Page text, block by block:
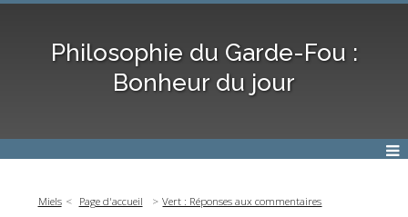
Philosophie du Garde-Fou :
Bonheur du jour
Miels Page d'accueil Vert : Réponses aux commentaires